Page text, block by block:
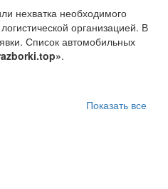
нехватка необходимого
организацией. В
Список автомобильных
.
Показать все